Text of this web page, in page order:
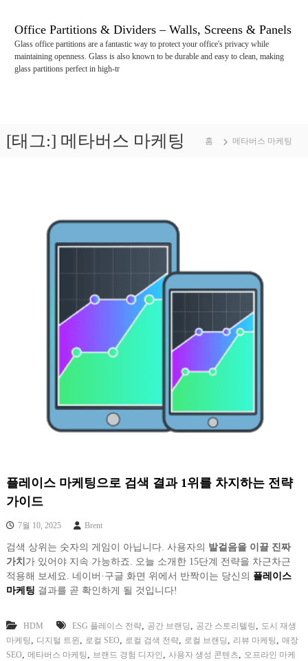
Office Partitions & Dividers – Walls, Screens & Panels
Glass office partitions are a fantastic way to protect your office's privacy while
maintaining openness. Glass is also known to be durable and easy to clean, making
glass partitions perfect in high-tr
[태그:] 메타버스 마케팅 홈 메타버스 마케팅
플레이스 마케팅으로 검색 결과 1위를 차지하는 전략
가이드
7월 10, 2025 Brent
검색 상위는 숫자의 게임이 아닙니다. 사용자의 발걸음을 이끌 진짜
가치 가 있어야 지속 가능하죠. 오늘 소개한 15단계 전략을 차근차근
적용해 보세요. 네이버·구글 화면 위에서 반짝이는 당신의 플레이스
마케팅 결과를 곧 확인하게 될 것입니다!
HDM ESG 플레이스 전략, 공간 브랜딩 , 공간 스토리텔링 , 도시 재생
마케팅 , 디지털 트윈 , 로컬 SEO, 로컬 검색 전략, 로컬 브랜딩 , 리뷰 마케팅 , 매장
SEO, 메타버스 마케팅 , 브랜드 경험 디자인 , 사용자 생성 콘텐츠, 오프라인 마케